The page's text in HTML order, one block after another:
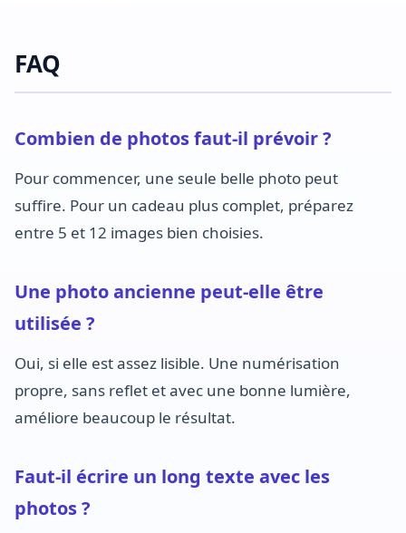
FAQ
Combien de photos faut-il prévoir ?
Pour commencer, une seule belle photo peut
suffire. Pour un cadeau plus complet, préparez
entre 5 et 12 images bien choisies.
Une photo ancienne peut-elle être
utilisée ?
Oui, si elle est assez lisible. Une numérisation
propre, sans reflet et avec une bonne lumière,
améliore beaucoup le résultat.
Faut-il écrire un long texte avec les
photos ?